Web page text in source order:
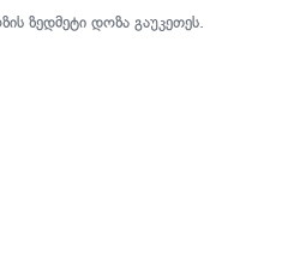
ზედმეტი დოზა გაუკეთეს.